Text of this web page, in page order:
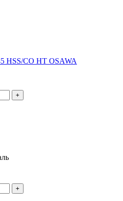
HSS/CO HT OSAWA
+
+